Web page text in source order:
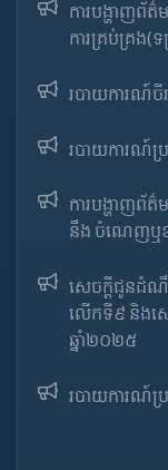
ការបង្ហាញព័
ការគ្រប់គ្រង(
របាយការណ៍ចី
របាយការណ៍​​ប្
ការបង្ហាញព័
នឹង ចំណេញឬខ
សេចក្តីជូនដំណឹ
លើកទី៩ និងសេ
ឆ្នាំ២០២៥​
របាយការណ៍​​ប្